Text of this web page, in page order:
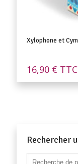
Xylophone et
16,90 € TTC
Rechercher